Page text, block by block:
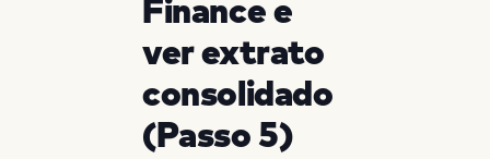
Finance e
ver extrato
consolidado
(Passo 5)